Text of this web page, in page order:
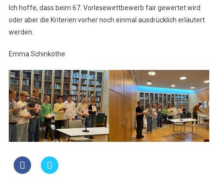
Ich hoffe, dass beim 67. Vorlesewettbewerb fair gewertet wird
oder aber die Kriterien vorher noch einmal ausdrücklich erläutert
werden.
Emma Schinköthe